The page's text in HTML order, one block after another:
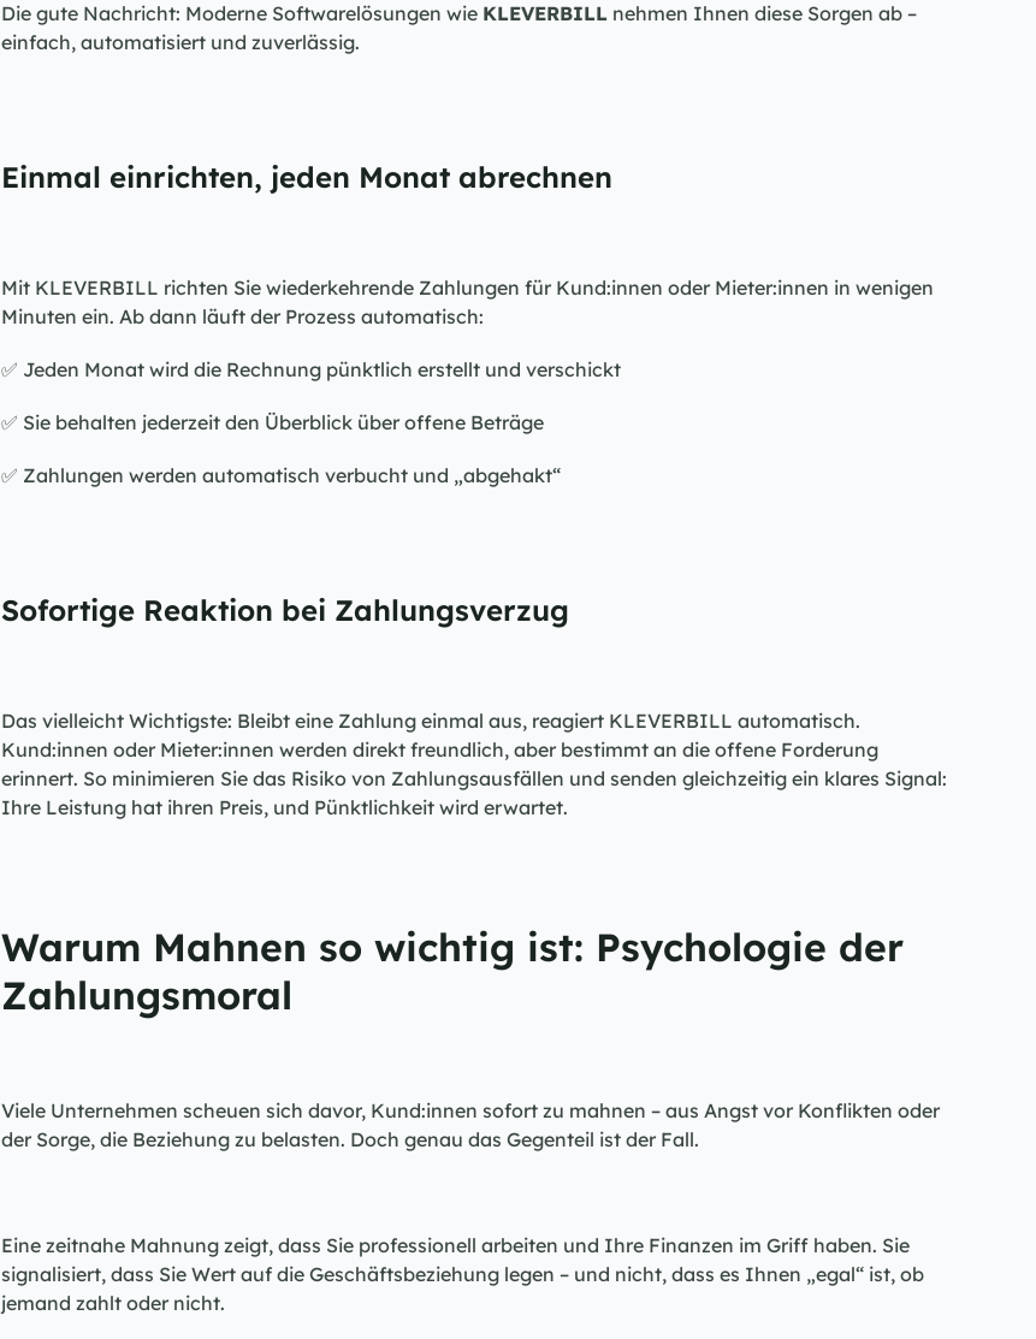
Die gute Nachricht: Moderne Softwarelösungen wie KLEVERBILL nehmen Ihnen diese Sorgen ab –
einfach, automatisiert und zuverlässig.
Einmal einrichten, jeden Monat abrechnen
Mit KLEVERBILL richten Sie wiederkehrende Zahlungen für Kund:innen oder Mieter:innen in wenigen
Minuten ein. Ab dann läuft der Prozess automatisch:
✅ Jeden Monat wird die Rechnung pünktlich erstellt und verschickt
✅ Sie behalten jederzeit den Überblick über offene Beträge
✅ Zahlungen werden automatisch verbucht und „abgehakt“
Sofortige Reaktion bei Zahlungsverzug
Das vielleicht Wichtigste: Bleibt eine Zahlung einmal aus, reagiert KLEVERBILL automatisch.
Kund:innen oder Mieter:innen werden direkt freundlich, aber bestimmt an die offene Forderung
erinnert. So minimieren Sie das Risiko von Zahlungsausfällen und senden gleichzeitig ein klares Signal:
Ihre Leistung hat ihren Preis, und Pünktlichkeit wird erwartet.
Warum Mahnen so wichtig ist: Psychologie der
Zahlungsmoral
Viele Unternehmen scheuen sich davor, Kund:innen sofort zu mahnen – aus Angst vor Konflikten oder
der Sorge, die Beziehung zu belasten. Doch genau das Gegenteil ist der Fall.
Eine zeitnahe Mahnung zeigt, dass Sie professionell arbeiten und Ihre Finanzen im Griff haben. Sie
signalisiert, dass Sie Wert auf die Geschäftsbeziehung legen – und nicht, dass es Ihnen „egal“ ist, ob
jemand zahlt oder nicht.